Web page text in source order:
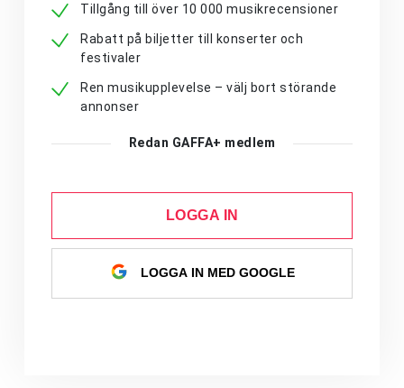
Tillgång till över 10 000 musikrecensioner
Rabatt på biljetter till konserter och
festivaler
Ren musikupplevelse – välj bort störande
annonser
Redan GAFFA+ medlem
LOGGA IN
LOGGA IN MED GOOGLE